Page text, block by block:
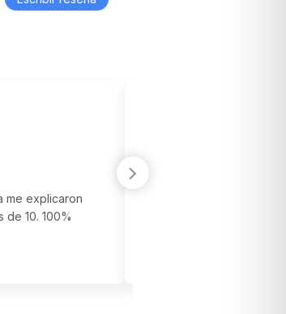
me explicaron
10. 100%